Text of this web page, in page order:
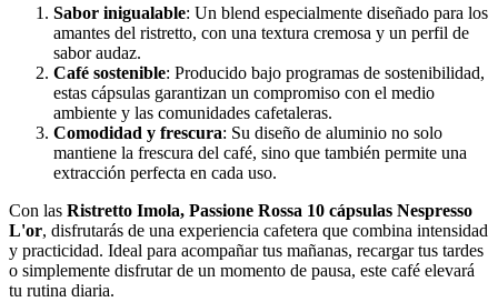
Sabor inigualable: Un blend especialmente diseñado para los
amantes del ristretto, con una textura cremosa y un perfil de
sabor audaz.
Café sostenible: Producido bajo programas de sostenibilidad,
estas cápsulas garantizan un compromiso con el medio
ambiente y las comunidades cafetaleras.
Comodidad y frescura: Su diseño de aluminio no solo
mantiene la frescura del café, sino que también permite una
extracción perfecta en cada uso.
Con las Ristretto Imola, Passione Rossa 10 cápsulas Nespresso
L'or, disfrutarás de una experiencia cafetera que combina intensidad
y practicidad. Ideal para acompañar tus mañanas, recargar tus tardes
o simplemente disfrutar de un momento de pausa, este café elevará
tu rutina diaria.